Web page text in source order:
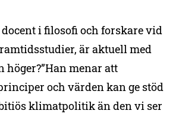
i filosofi och forskare vid
är aktuell med
höger?”Han menar att
och värden kan ge stöd
klimatpolitik än den vi ser